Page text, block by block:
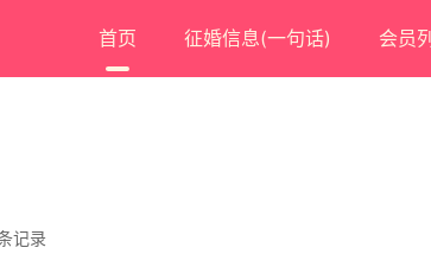
首页 征婚信息(一句话) 会员
记录